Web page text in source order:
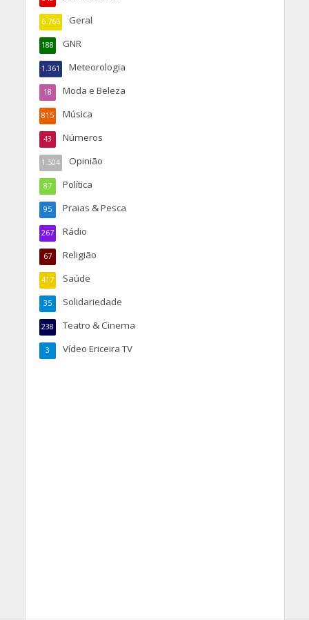
Geral
6.766
GNR
188
Meteorologia
1.361
Moda e Beleza
18
Música
815
Números
43
Opinião
1.504
Política
87
Praias & Pesca
95
Rádio
267
Religião
67
Saúde
417
Solidariedade
35
Teatro & Cinema
238
Vídeo Ericeira TV
3